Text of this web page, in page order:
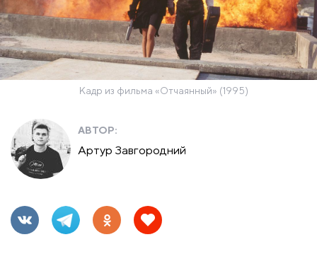
Кадр из фильма «Отчаянный» (1995)
АВТОР:
Артур Завгородний